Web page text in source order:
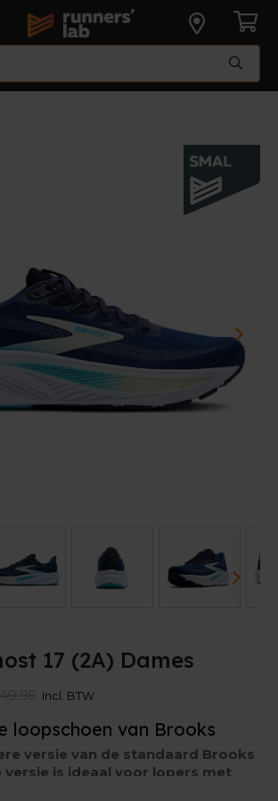
17 (2A) Dames
Incl. BTW
loopschoen van Brooks
versie van de standaard Brooks
versie is ideaal voor lopers met